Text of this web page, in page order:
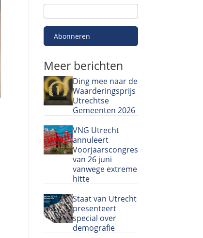
Abonneren
Meer berichten
Ding mee naar de
Waarderingsprijs
Utrechtse
Gemeenten 2026
VNG Utrecht
annuleert
Voorjaarscongres
van 26 juni
vanwege extreme
hitte
Staat van Utrecht
presenteert
special over
demografie